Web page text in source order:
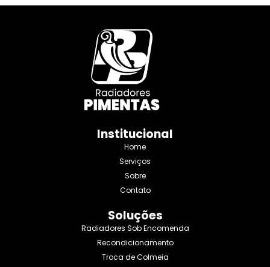
Institucional
Home
Serviços
Sobre
Contato
Soluções
Radiadores Sob Encomenda
Recondicionamento
Troca de Colmeia